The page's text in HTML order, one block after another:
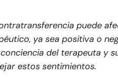
puede
ya sea positiva o
del terapeuta y
estos sentimientos.